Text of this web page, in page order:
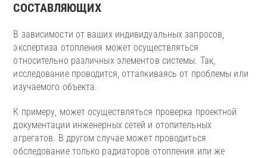
СОСТАВЛЯЮЩИХ
В зависимости от ваших индивидуальных запросов,
экспертиза отопления может осуществляться
относительно различных элементов системы. Так,
исследование проводится, отталкиваясь от проблемы или
изучаемого объекта.
К примеру, может осуществляться проверка проектной
документации инженерных сетей и отопительных
агрегатов. В другом случае может проводиться
обследование только радиаторов отопления или же